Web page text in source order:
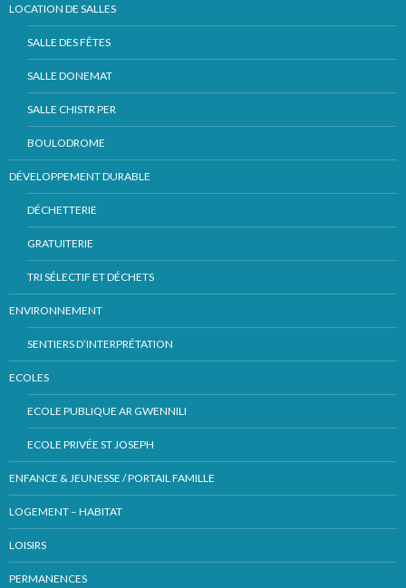
LOCATION DE SALLES
SALLE DES FÊTES
SALLE DONEMAT
SALLE CHISTR PER
BOULODROME
DÉVELOPPEMENT DURABLE
DÉCHETTERIE
GRATUITERIE
TRI SÉLECTIF ET DÉCHETS
ENVIRONNEMENT
SENTIERS D’INTERPRÉTATION
ECOLES
ECOLE PUBLIQUE AR GWENNILI
ECOLE PRIVÉE ST JOSEPH
ENFANCE & JEUNESSE / PORTAIL FAMILLE
LOGEMENT – HABITAT
LOISIRS
PERMANENCES